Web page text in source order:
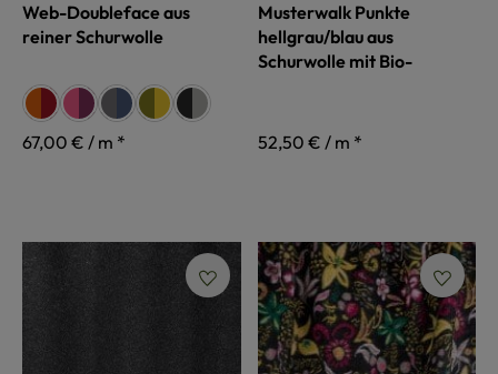
Web-Doubleface aus
reiner Schurwolle
Farbe auswählen
rot/orange
rot/orange
brombeer/pink
brombeer/pink
blau/grau
blau/grau
grün/gelb
grün/gelbanthrazit/grau
anthrazit/grau
67,00 € / m *
Musterwalk Punkte
hellgrau/blau aus
Schurwolle mit Bio-
52,50 € / m *